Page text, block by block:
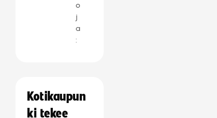
o
j
a
:
Kotikaupun
ki tekee